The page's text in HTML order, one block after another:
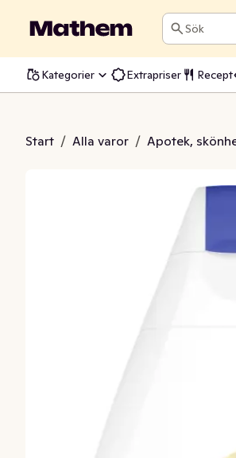
Sök
Kategorier Extrapriser Recept
Start / Alla varor / Apotek,
Duschgel